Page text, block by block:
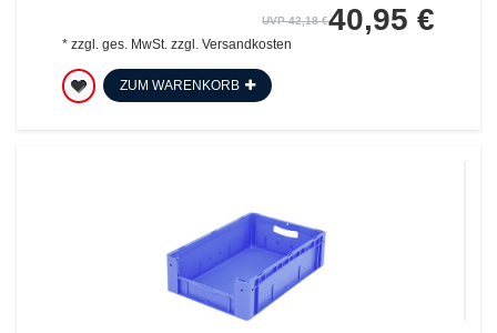
UVP 42,18 €40,95 €
* zzgl. ges. MwSt. zzgl. Versandkosten
ZUM WARENKORB